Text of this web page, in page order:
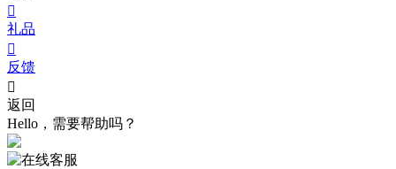

礼品

反馈

返回
Hello，需要帮助吗？